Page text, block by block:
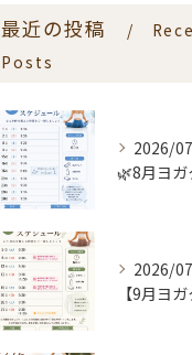
最近の投稿
Posts
2026/
2026/